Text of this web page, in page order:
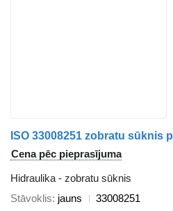
Cena pēc pieprasījuma
Hidraulika - zobratu sūknis
Stāvoklis jauns 33008251